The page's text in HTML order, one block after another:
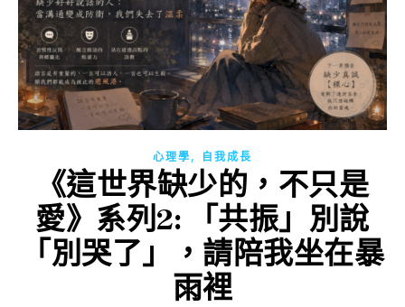
心理學, 自我成長
《這世界缺少的，不只是
愛》系列2: 「共振」別說
「別哭了」，請陪我坐在暴
雨裡